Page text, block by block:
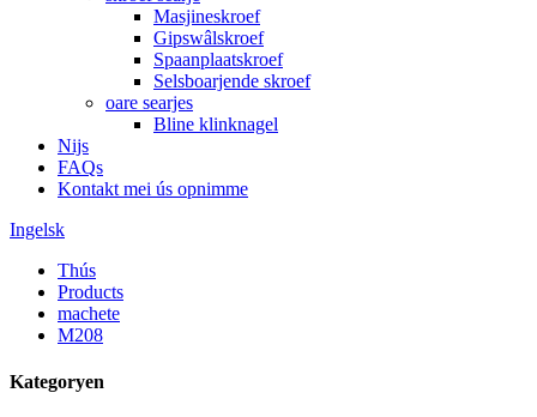
Masjineskroef
Gipswâlskroef
Spaanplaatskroef
Selsboarjende skroef
oare searjes
Bline klinknagel
Nijs
FAQs
Kontakt mei ús opnimme
Ingelsk
Thús
Products
machete
M208
Kategoryen